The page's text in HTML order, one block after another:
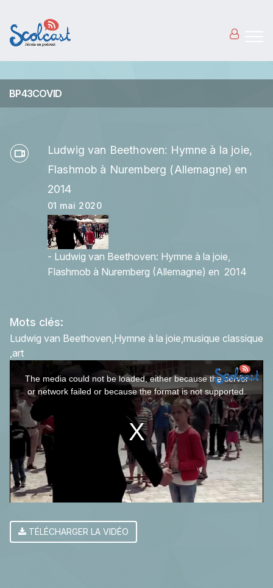
BP43COVID
Ludwig van Beethoven: Hymne à la joie,
Flashmob à Nuremberg (Allemagne) en
2014
01 mai 2020
- Ludwig van Beethoven: Hymne à la joie,
Flashmob à Nuremberg (Allemagne) en 2014
Mots clés:
Ludwig van Beethoven Hymne à la joie musique classique
art
modal
window.
The media could not be loaded, either because the server
or network failed or because the format is not supported.
TÉLÉCHARGER LA VIDÉO